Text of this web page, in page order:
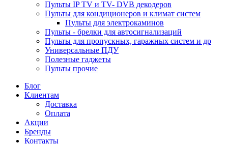
Пульты IP TV и TV- DVB декодеров
Пульты для кондиционеров и климат систем
Пульты для электрокаминов
Пульты - брелки для автосигнализаций
Пульты для пропускных, гаражных систем и др
Универсальные ПДУ
Полезные гаджеты
Пульты прочие
Блог
Клиентам
Доставка
Оплата
Акции
Бренды
Контакты